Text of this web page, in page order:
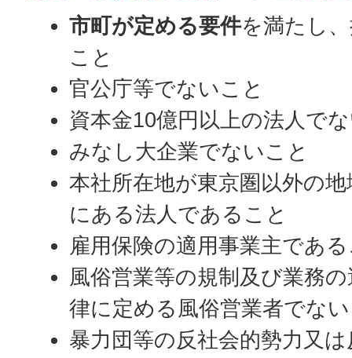
市町が定める要件を満たし
こと
官公庁等でないこと
資本金10億円以上の法人で
みなし大企業でないこと
本社所在地が東京圏以外の
にある法人であること
雇用保険の適用事業主であ
風俗営業等の規制及び業務
律に定める風俗営業者でな
暴力団等の反社会的勢力又